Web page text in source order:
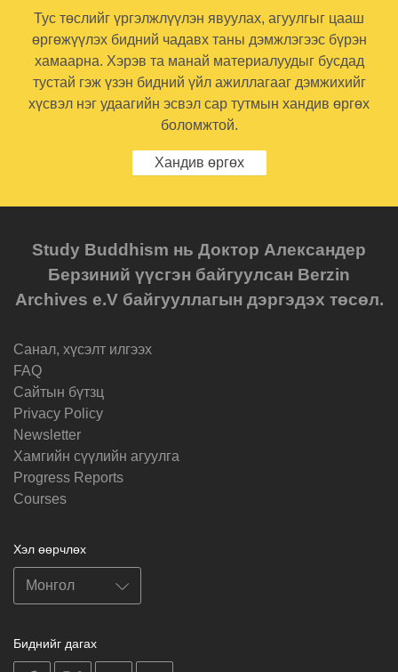
Тус төслийг үргэлжлүүлэн явуулах, агуулгыг цааш
өргөжүүлэх бидний чадавх таны дэмжлэгээс бүрэн
хамаарна. Хэрэв та манай материалуудыг бусдад
тустай гэж үзэн бидний үйл ажиллагааг дэмжихийг
хүсвэл нэг удаагийн эсвэл сар тутмын хандив өргөх
боломжтой.
Хандив өргөх
Study Buddhism нь Доктор Александер
Берзиний үүсгэн байгуулсан Berzin
Archives e.V байгууллагын дэргэдэх төсөл.
Санал, хүсэлт илгээх
FAQ
Cайтын бүтзц
Privacy Policy
Newsletter
Хамгийн сүүлийн агуулга
Progress Reports
Courses
Хэл өөрчлөх
Биднийг дагах
on